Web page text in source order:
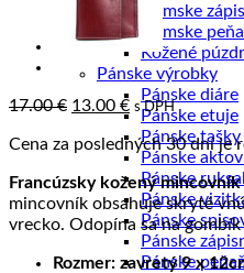
Dámske
Dámske
Kožené
Pánske výrobky
Pánske diáre
Pánske etuje
Pánske tašky
Pánske
Pánske
Pánske
Pánske
Pánske
Pánske
17.00€ Pôvodná
bola:
13.00 €Aktuálna
cena
je:
13.00 €.
s DPH
Cena za posledných 30 dní je
Francúzsky kožený
mincovník obsahuje skryté
vrecko. Odopína sa na
Rozmer: zavretý 9 x